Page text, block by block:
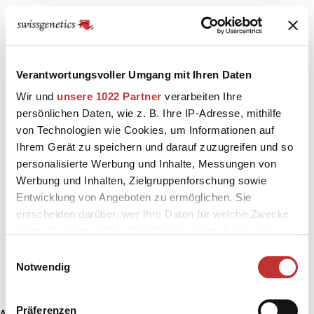
Verantwortungsvoller Umgang mit Ihren Daten
Wir und unsere 1022 Partner verarbeiten Ihre
persönlichen Daten, wie z. B. Ihre IP-Adresse, mithilfe
von Technologien wie Cookies, um Informationen auf
Ihrem Gerät zu speichern und darauf zuzugreifen und so
personalisierte Werbung und Inhalte, Messungen von
Werbung und Inhalten, Zielgruppenforschung sowie
Entwicklung von Angeboten zu ermöglichen. Sie
entscheiden darüber, wer Ihre Daten für welche Zwecke
Trigger Symbol ändern oder widerrufen
Notwendig
Präferenzen